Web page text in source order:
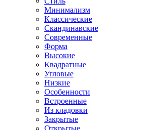
Минимализм
Классические
Скандинавские
Современные
Форма
Высокие
Квадратные
Угловые
Низкие
Особенности
Встроенные
Из кладовки
Закрытые
Открытые